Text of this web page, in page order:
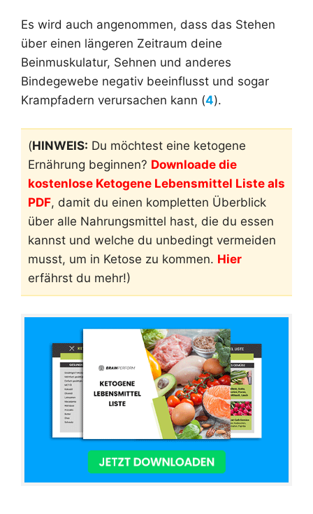
Es wird auch angenommen, dass das Stehen
über einen längeren Zeitraum deine
Beinmuskulatur, Sehnen und anderes
Bindegewebe negativ beeinflusst und sogar
Krampfadern verursachen kann (4).
(HINWEIS: Du möchtest eine ketogene
Ernährung beginnen? Downloade die
kostenlose Ketogene Lebensmittel Liste als
PDF, damit du einen kompletten Überblick
über alle Nahrungsmittel hast, die du essen
kannst und welche du unbedingt vermeiden
musst, um in Ketose zu kommen. Hier
erfährst du mehr!)